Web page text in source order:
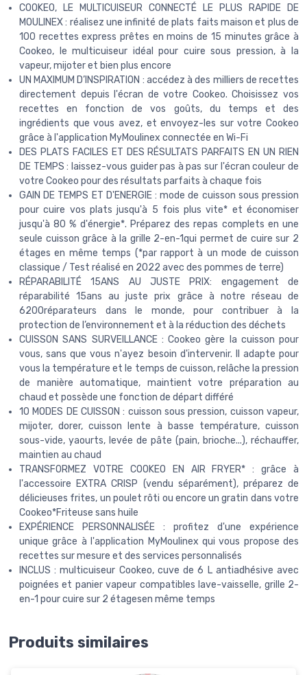
COOKEO, LE MULTICUISEUR CONNECTÉ LE PLUS RAPIDE DE
MOULINEX : réalisez une infinité de plats faits maison et plus de
100 recettes express prêtes en moins de 15 minutes grâce à
Cookeo, le multicuiseur idéal pour cuire sous pression, à la
vapeur, mijoter et bien plus encore
UN MAXIMUM D’INSPIRATION : accédez à des milliers de recettes
directement depuis l'écran de votre Cookeo. Choisissez vos
recettes en fonction de vos goûts, du temps et des
ingrédients que vous avez, et envoyez-les sur votre Cookeo
grâce à l'application MyMoulinex connectée en Wi-Fi
DES PLATS FACILES ET DES RÉSULTATS PARFAITS EN UN RIEN
DE TEMPS : laissez-vous guider pas à pas sur l'écran couleur de
votre Cookeo pour des résultats parfaits à chaque fois
GAIN DE TEMPS ET D'ENERGIE : mode de cuisson sous pression
pour cuire vos plats jusqu'à 5 fois plus vite* et économiser
jusqu'à 80 % d'énergie*. Préparez des repas complets en une
seule cuisson grâce à la grille 2-en-1qui permet de cuire sur 2
étages en même temps (*par rapport à un mode de cuisson
classique / Test réalisé en 2022 avec des pommes de terre)
RÉPARABILITÉ 15ANS AU JUSTE PRIX: engagement de
réparabilité 15ans au juste prix grâce à notre réseau de
6200réparateurs dans le monde, pour contribuer à la
protection de l’environnement et à la réduction des déchets
CUISSON SANS SURVEILLANCE : Cookeo gère la cuisson pour
vous, sans que vous n'ayez besoin d'intervenir. Il adapte pour
vous la température et le temps de cuisson, relâche la pression
de manière automatique, maintient votre préparation au
chaud et possède une fonction de départ différé
10 MODES DE CUISSON : cuisson sous pression, cuisson vapeur,
mijoter, dorer, cuisson lente à basse température, cuisson
sous-vide, yaourts, levée de pâte (pain, brioche...), réchauffer,
maintien au chaud
TRANSFORMEZ VOTRE COOKEO EN AIR FRYER* : grâce à
l'accessoire EXTRA CRISP (vendu séparément), préparez de
délicieuses frites, un poulet rôti ou encore un gratin dans votre
Cookeo*Friteuse sans huile
EXPÉRIENCE PERSONNALISÉE : profitez d'une expérience
unique grâce à l'application MyMoulinex qui vous propose des
recettes sur mesure et des services personnalisés
INCLUS : multicuiseur Cookeo, cuve de 6 L antiadhésive avec
poignées et panier vapeur compatibles lave-vaisselle, grille 2-
en-1 pour cuire sur 2 étagesen même temps
Produits similaires